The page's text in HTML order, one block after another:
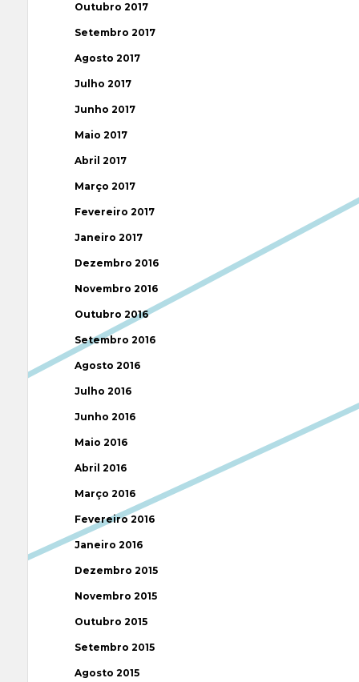
Outubro 2017
Setembro 2017
Agosto 2017
Julho 2017
Junho 2017
Maio 2017
Abril 2017
Março 2017
Fevereiro 2017
Janeiro 2017
Dezembro 2016
Novembro 2016
Outubro 2016
Setembro 2016
Agosto 2016
Julho 2016
Junho 2016
Maio 2016
Abril 2016
Março 2016
Fevereiro 2016
Janeiro 2016
Dezembro 2015
Novembro 2015
Outubro 2015
Setembro 2015
Agosto 2015